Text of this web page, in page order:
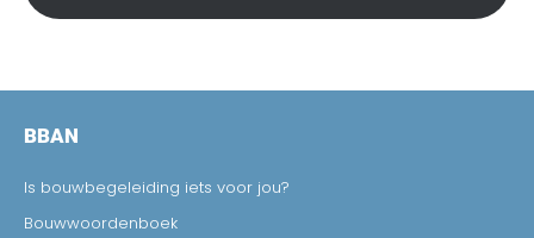
BBAN
Is bouwbegeleiding iets voor jou?
Bouwwoordenboek